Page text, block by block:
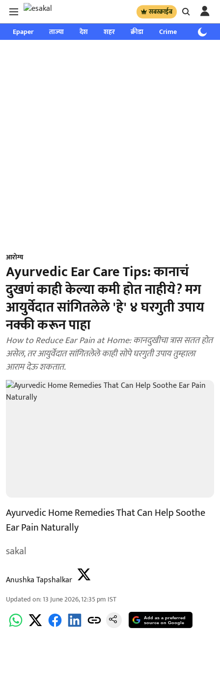
सबस्क्राईब
Epaper ताज्या देश शहर क्रीडा Crime साप्ताहिक
आरोग्य
Ayurvedic Ear Care Tips: कानाचं
दुखणं काही केल्या कमी होत नाहीये? मग
आयुर्वेदात सांगितलेले 'हे' ४ घरगुती उपाय
नक्की करून पाहा
How to Reduce Ear Pain at Home: कानदुखीचा त्रास सतत होत
असेल, तर आयुर्वेदात सांगितलेले काही सोपे घरगुती उपाय तुम्हाला
आराम देऊ शकतात.
Ayurvedic Home Remedies That Can Help Soothe
Ear Pain Naturally
sakal
Anushka Tapshalkar
Updated on:13 June 2026, 12:35 pm IST
Add as a preferred
source on Google